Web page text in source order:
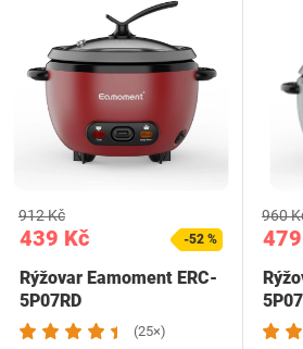
439 Kč
912 Kč
-52 %
Rýžovar Eamoment ERC-
5P07RD
(25×)
960